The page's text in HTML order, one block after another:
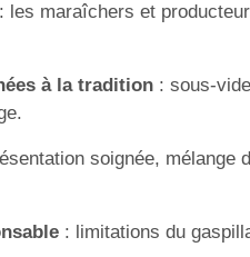
: les maraîchers et
à la tradition : sous-
soignée, mélange
: limitations du